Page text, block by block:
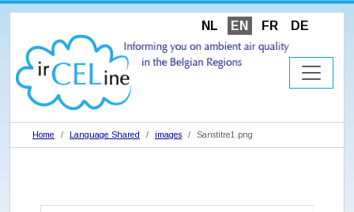
NL EN FR DE
Home Language Shared images Sanstitre1.png